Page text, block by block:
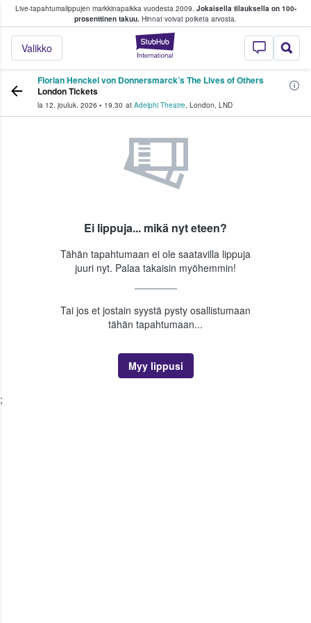
Live-tapahtumalippujen markkinapaikka vuodesta 2009. Jokaisella tilauksella on 100-
prosenttinen takuu. Hinnat voivat poiketa arvosta.
StubHub -
Valikko
fanit ostavat ja myyvät lippuja
Florian Henckel von Donnersmarck’s The Lives of Others
London Tickets
la 12. jouluk. 2026 • 19.30 at Adelphi Theatre, London, LND
Ei lippuja... mikä nyt eteen?
Tähän tapahtumaan ei ole saatavilla lippuja
juuri nyt. Palaa takaisin myöhemmin!
Tai jos et jostain syystä pysty osallistumaan
tähän tapahtumaan...
Myy lippusi
;